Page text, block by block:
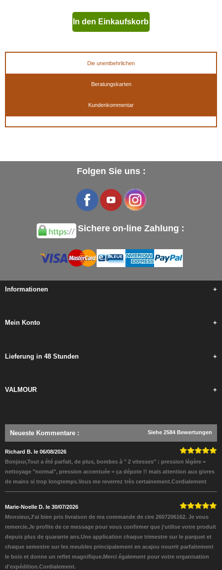
In den Einkaufskorb
Die unentbehrlichen
Beratungskarten
Kundenkommentar
Folgen Sie uns :
Sichere on-line Zahlung :
Informationen +
Mein Konto +
Lieferung in 48 Stunden +
VALMOUR +
Neueste Kommentare : Siehe 2584 Bewertungen
Richard B. le 06/08/2026
Bonjour,Tout a été parfait, de plus, bombes à " 2 vitesses" : pression légère =
nettoyage "normal", pression accentuée = ça dépote !! mais attention aux givres
de mains si trop longtemps.Vous me reverrez très certainement.Cordialement
Marie-Noelle D. le 30/07/2026
Monsieur,J'ai bien pris livraison de ma commande de cire 2607206162. Je vous
remercie.Je profite de ce message pour vous confirmer que j'utilise votre produit
depuis plus de quarante ans.Une application chaque trimestre sur le parquet et
chaque semestre sur les meubles principalement en acajou nourrit parfaitement
le bois et donne un reflet magnifique.Merci également pour votre organisation
d'expédition.Cordialement.